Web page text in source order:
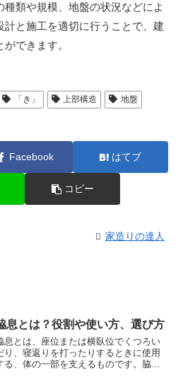
類や規模、地盤の状況などによ
計と施工を適切に行うことで、建
できます。
「き」 上部構造
地盤
Facebook はてブ
コピー
家造りの達人
息とは？役割や使い方、選び方
息とは、座位または横臥位でくつろい
り、寝返りを打ったりするときに使用
る、体の一部を支えるものです。脇息